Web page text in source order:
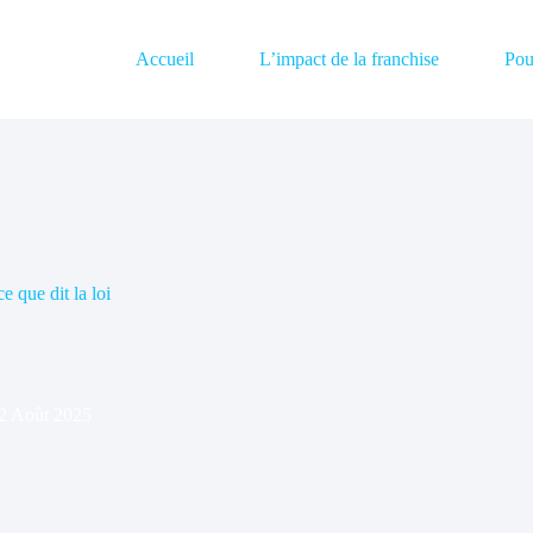
Accueil L’impact de la franchise
que dit la loi